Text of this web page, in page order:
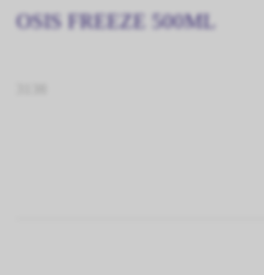
OSIS FREEZE 500ML